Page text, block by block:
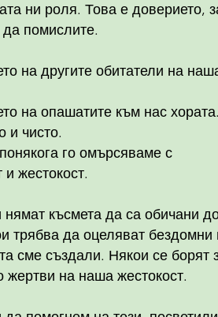
ни роля. Това е доверието,
помислите.
на другите обитатели на
на опашатите към нас
и чисто.
го омърсяваме с
и жестокост.
късмета да са обичани
трябва да оцеляват бездомни
сме създали. Някои се борят
жертви на наша жестокост.